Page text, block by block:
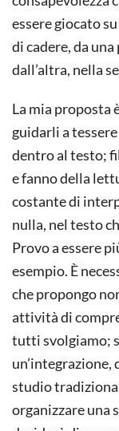
essere giocato
di cadere, da
dall’altra, nella
La mia proposta
guidarli a
dentro al testo;
e fanno della
costante di
nulla, nel testo
Provo a essere
esempio. È
che propongo
attività di
tutti svolgiamo;
studio
organizzare una